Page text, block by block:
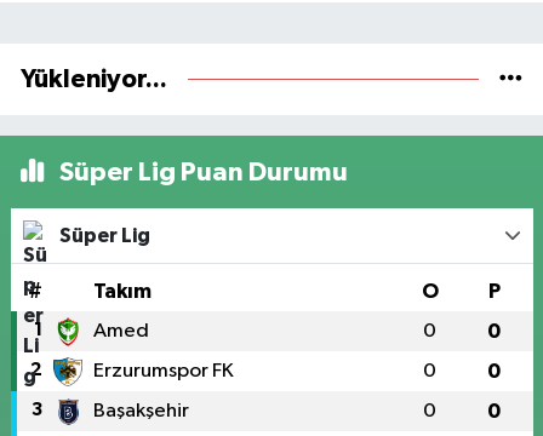
Yükleniyor...
Süper Lig Puan Durumu
Süper Lig
# Takım O P
1 Amed 0 0
2 Erzurumspor FK 0 0
3 Başakşehir 0 0